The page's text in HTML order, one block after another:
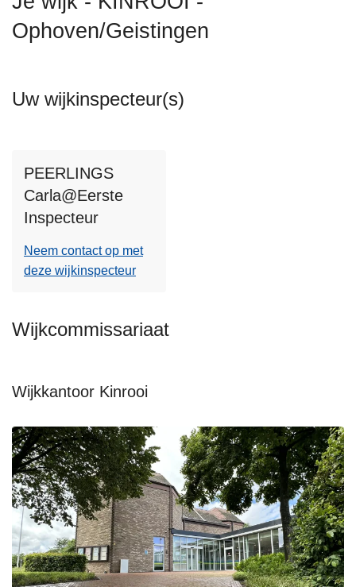
Ophoven/Geistingen
Uw wijkinspecteur(s)
PEERLINGS
Carla@Eerste
Inspecteur
Neem contact op met
deze wijkinspecteur
Wijkcommissariaat
Wijkkantoor Kinrooi